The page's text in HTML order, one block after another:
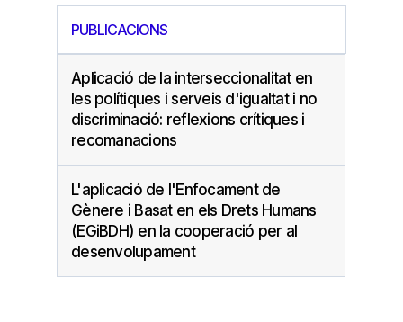
PUBLICACIONS
Aplicació de la interseccionalitat en
les polítiques i serveis d'igualtat i no
discriminació: reflexions crítiques i
recomanacions
L'aplicació de l'Enfocament de
Gènere i Basat en els Drets Humans
(EGiBDH) en la cooperació per al
desenvolupament